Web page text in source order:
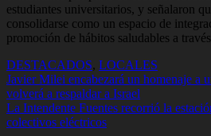
estudiantes universitarios, y señalaron
consolidarse como un espacio de
promoción de hábitos saludables a
DESTACADOS, LOCALES
Navegación
de
entradas
Javier Milei encabezará un homenaje a
volverá a respaldar a Israel
La Intendente Fuentes recorrió la
colectivos eléctricos